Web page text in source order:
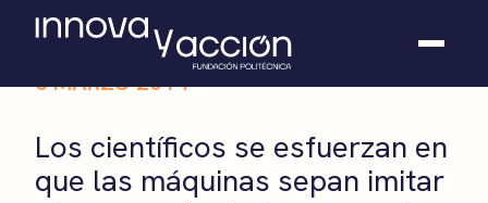
Somos fundación
Casos de éxito
Hackathones
6 MARZO 2014
Los científicos se esfuerzan en
que las máquinas sepan imitar